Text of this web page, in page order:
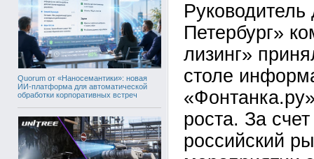
Quorum от «Наносемантики»: новая
ИИ-платформа для автоматической
обработки корпоративных встреч
Петербург»
лизинг»
столе
роста. За счет
российский